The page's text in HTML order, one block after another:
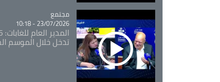
Catégorie
مجتمع
23/07/2026 - 10:18
تدخل خلال الموسم